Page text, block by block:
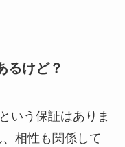
るけど？
いう保証はありま
相性も関係して